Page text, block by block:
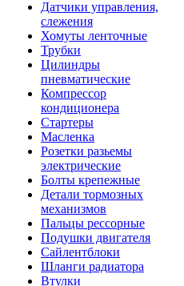
Датчики управления,
слежения
Хомуты ленточные
Трубки
Цилиндры
пневматические
Компрессор
кондиционера
Стартеры
Масленка
Розетки разьемы
электрические
Болты крепежные
Детали тормозных
механизмов
Пальцы рессорные
Подушки двигателя
Сайлентблоки
Шланги радиатора
Втулки